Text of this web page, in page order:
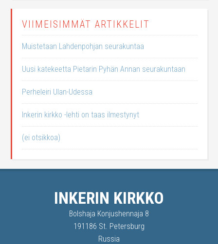
VIIMEISIMMÄT ARTIKKELIT
Muistetaan Lahdenpohjan seurakuntaa
Uusi katekeetta Pietarin Pyhän Annan seurakuntaan
Perheleiri Ulan-Udessa
Inkerin kirkko -lehti on taas ilmestynyt
(ei otsikkoa)
INKERIN KIRKKO
Bolshaja Konjushennaja 8
191186 St. Petersburg
Russia